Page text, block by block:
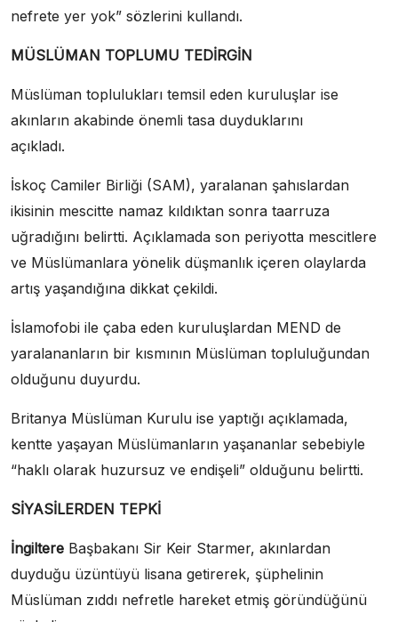
nefrete yer yok” sözlerini kullandı.
MÜSLÜMAN TOPLUMU TEDİRGİN
Müslüman toplulukları temsil eden kuruluşlar ise
akınların akabinde önemli tasa duyduklarını
açıkladı.
İskoç Camiler Birliği (SAM), yaralanan şahıslardan
ikisinin mescitte namaz kıldıktan sonra taarruza
uğradığını belirtti. Açıklamada son periyotta mescitlere
ve Müslümanlara yönelik düşmanlık içeren olaylarda
artış yaşandığına dikkat çekildi.
İslamofobi ile çaba eden kuruluşlardan MEND de
yaralananların bir kısmının Müslüman topluluğundan
olduğunu duyurdu.
Britanya Müslüman Kurulu ise yaptığı açıklamada,
kentte yaşayan Müslümanların yaşananlar sebebiyle
“haklı olarak huzursuz ve endişeli” olduğunu belirtti.
SİYASİLERDEN TEPKİ
İngiltere Başbakanı Sir Keir Starmer, akınlardan
duyduğu üzüntüyü lisana getirerek, şüphelinin
Müslüman zıddı nefretle hareket etmiş göründüğünü